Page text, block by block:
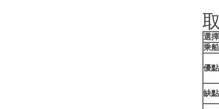
選擇
乘
優點
缺點